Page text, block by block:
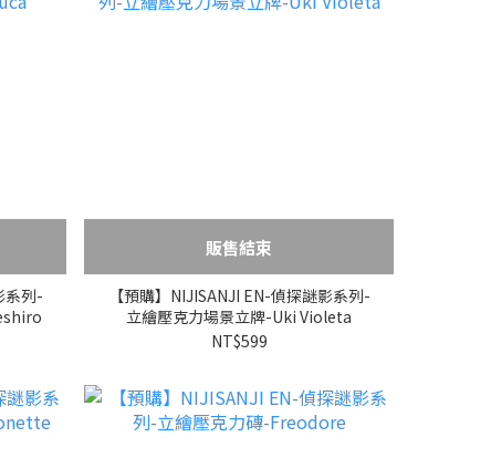
系列-
販售結束
【預購】NIJISANJI EN-偵探謎影系列-
立繪壓克力場景立牌-Uki Violeta
NT$599